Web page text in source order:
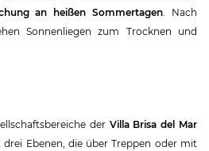
an heißen Sommertagen . Nach
Sonnenliegen zum Trocknen und
der Villa Brisa del Mar
Ebenen, die über Treppen oder mit